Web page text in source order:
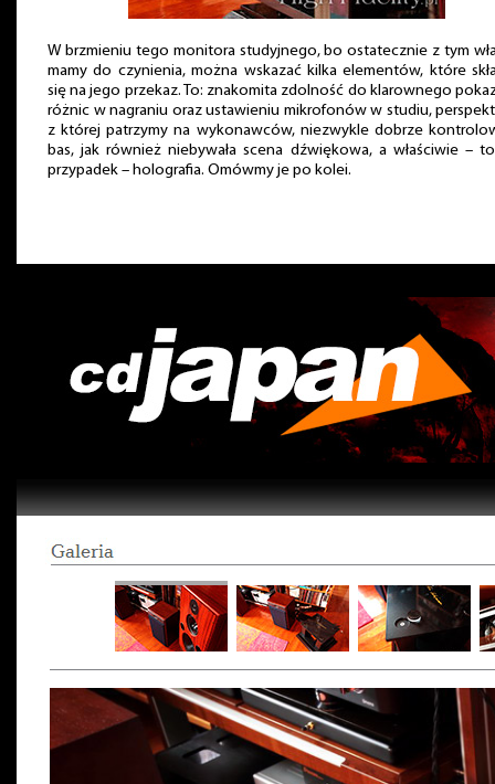
W brzmieniu tego monitora studyjnego, bo ostatecznie z tym
mamy do czynienia, można wskazać kilka elementów, które
się na jego przekaz. To: znakomita zdolność do klarownego
różnic w nagraniu oraz ustawieniu mikrofonów w studiu,
z której patrzymy na wykonawców, niezwykle dobrze
bas, jak również niebywała scena dźwiękowa, a właściwie –
przypadek – holografia. Omówmy je po kolei.